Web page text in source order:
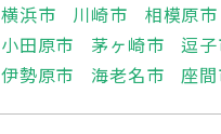
横浜市 川崎市 相模原市
小田原市
茅ヶ崎市 逗
伊勢原市
海老名市 座